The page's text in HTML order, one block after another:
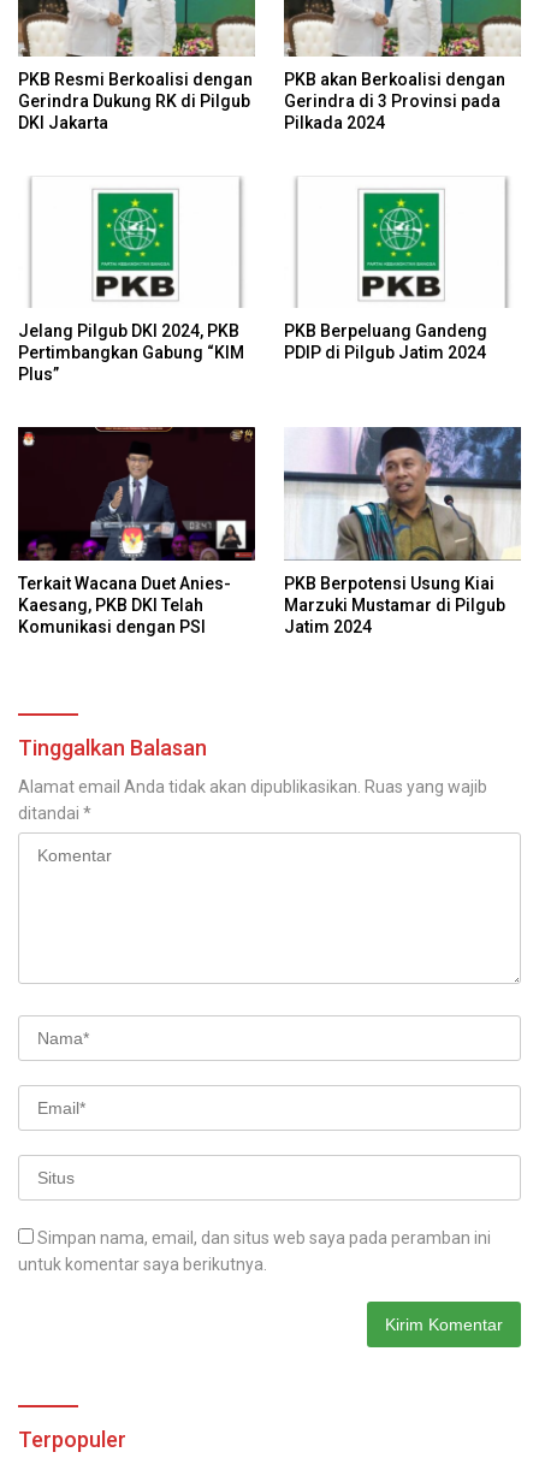
PKB Resmi Berkoalisi dengan
Gerindra Dukung RK di Pilgub
DKI Jakarta
PKB akan Berkoalisi dengan
Gerindra di 3 Provinsi pada
Pilkada 2024
Jelang Pilgub DKI 2024, PKB
Pertimbangkan Gabung “KIM
Plus”
PKB Berpeluang Gandeng
PDIP di Pilgub Jatim 2024
Terkait Wacana Duet Anies-
Kaesang, PKB DKI Telah
Komunikasi dengan PSI
PKB Berpotensi Usung Kiai
Marzuki Mustamar di Pilgub
Jatim 2024
Tinggalkan Balasan
Alamat email Anda tidak akan dipublikasikan. Ruas yang wajib
ditandai *
Simpan nama, email, dan situs web saya pada peramban ini
untuk komentar saya berikutnya.
Terpopuler